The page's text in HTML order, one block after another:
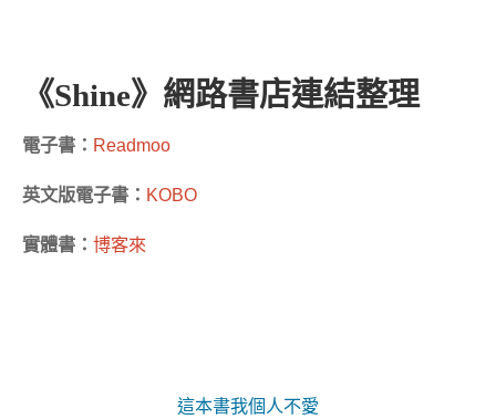
《Shine》網路書店連結整理
電子書： Readmoo
英文版電子書： KOBO
實體書：博客來
這本書我個人不愛